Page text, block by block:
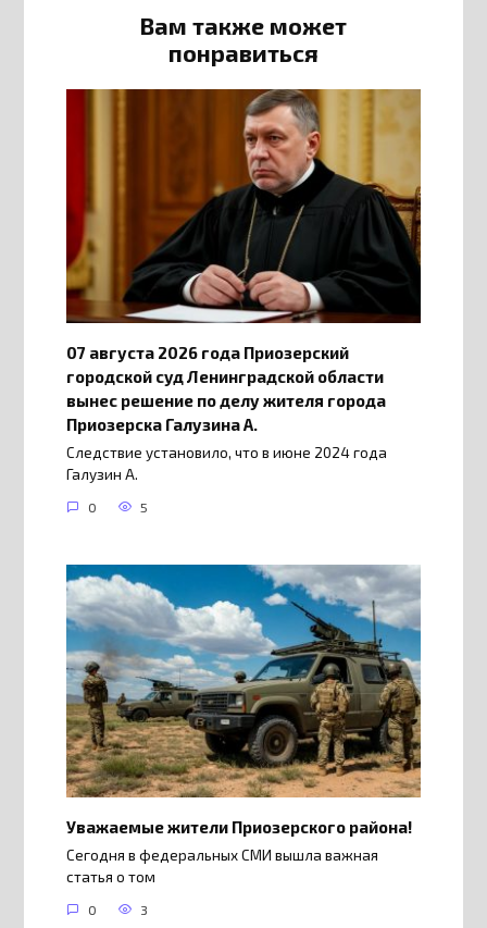
Вам также может
понравиться
07 августа 2026 года Приозерский
городской суд Ленинградской области
вынес решение по делу жителя города
Приозерска Галузина А.
Следствие установило, что в июне 2024 года
Галузин А.
0 5
Уважаемые жители Приозерского района!
Сегодня в федеральных СМИ вышла важная
статья о том
0 3